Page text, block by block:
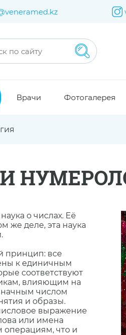
Врачи Фотогалерея
о числах. Еë
же деле, эта наука
принцип: все
к единичным
соответствуют
влияющим на
числом
и образы.
выражение
или имена
операциям, что и